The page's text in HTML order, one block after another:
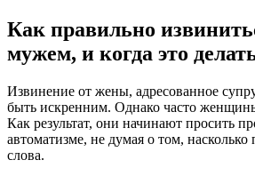
Как правильно
мужем, и когда это
Извинение от жены, адресованное
быть искренним. Однако часто
Как результат, они начинают просить
автоматизме, не думая о том, насколько
слова.